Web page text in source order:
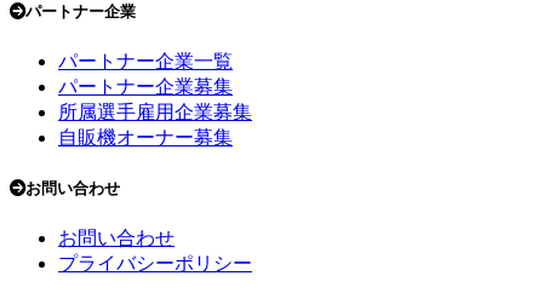
パートナー企業
パートナー企業一覧
パートナー企業募集
所属選手雇用企業募集
自販機オーナー募集
お問い合わせ
お問い合わせ
プライバシーポリシー